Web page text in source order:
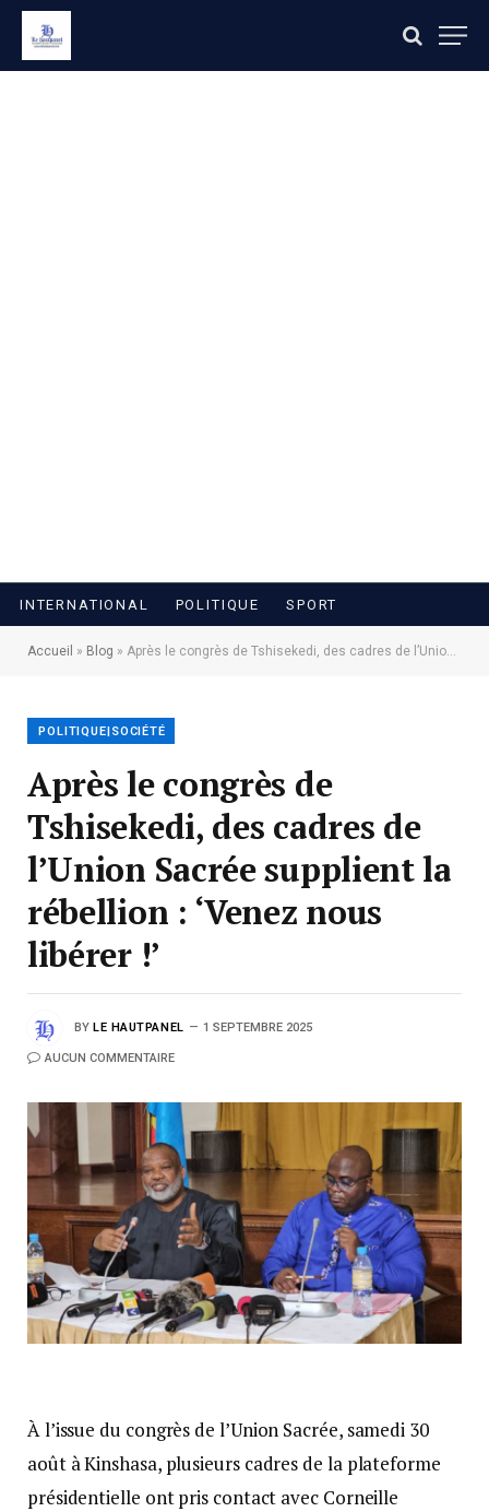
INTERNATIONAL POLITIQUE SPORT
Accueil » Blog » Après le congrès de Tshisekedi, des cadres de l’Union Sacrée supplient la rébellion : ‘Venez nous libérer !’
POLITIQUE|SOCIÉTÉ
Après le congrès de
Tshisekedi, des cadres de
l’Union Sacrée supplient la
rébellion : ‘Venez nous
libérer !’
BY LE HAUTPANEL 1 SEPTEMBRE 2025
AUCUN COMMENTAIRE
À l’issue du congrès de l’Union Sacrée, samedi 30
août à Kinshasa, plusieurs cadres de la plateforme
présidentielle ont pris contact avec Corneille